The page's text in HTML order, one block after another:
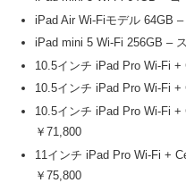
iPad Air Wi-Fiモデル 64GB
iPad mini 5 Wi-Fi 256GB –
10.5インチ iPad Pro Wi-Fi
10.5インチ iPad Pro Wi-Fi
10.5インチ iPad Pro Wi-Fi +
￥71,800
11インチ iPad Pro Wi-Fi +
￥75,800